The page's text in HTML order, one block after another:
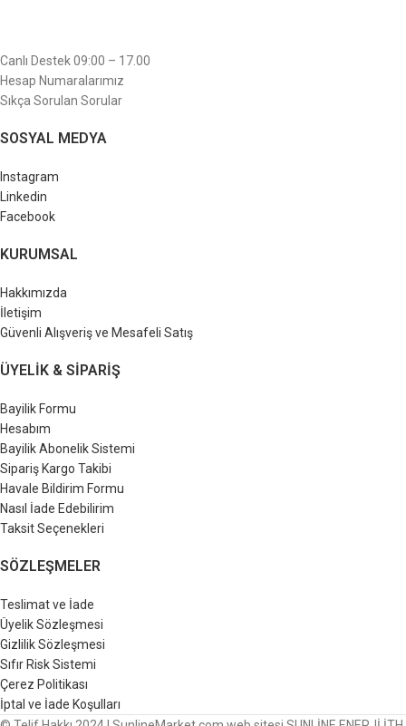
Canlı Destek 09:00 – 17.00
Hesap Numaralarımız
Sıkça Sorulan Sorular
SOSYAL MEDYA
Instagram
Linkedin
Facebook
KURUMSAL
Hakkımızda
İletişim
Güvenli Alışveriş ve Mesafeli Satış
ÜYELIK & SIPARIŞ
Bayilik Formu
Hesabım
Bayilik Abonelik Sistemi
Sipariş Kargo Takibi
Havale Bildirim Formu
Nasıl İade Edebilirim
Taksit Seçenekleri
SÖZLEŞMELER
Teslimat ve İade
Üyelik Sözleşmesi
Gizlilik Sözleşmesi
Sıfır Risk Sistemi
Çerez Politikası
İptal ve İade Koşulları